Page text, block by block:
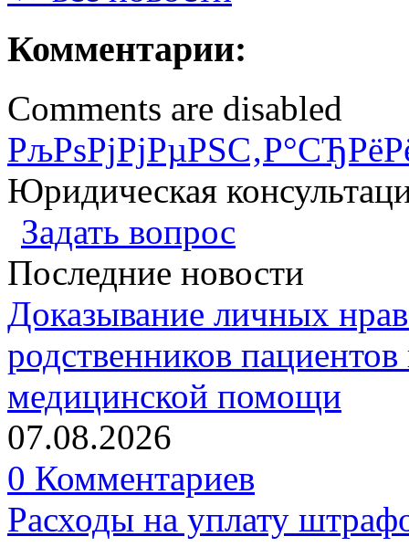
Комментарии:
Comments are disabled
Юридическая
Задать вопрос
Последние новости
Доказывание личных
родственников
медицинской помощи
07.08.2026
0 Комментариев
Расходы на уплату